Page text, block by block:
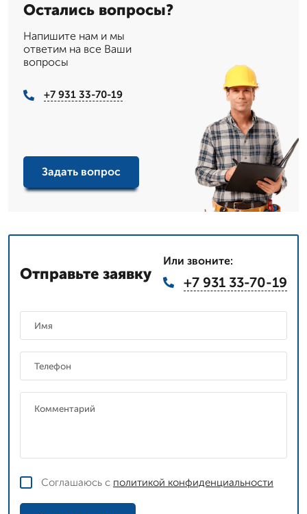
Остались вопросы?
Напишите нам и мы
ответим на все Ваши
вопросы
+7 931 33-70-19
Задать вопрос
Отправьте заявку
Или звоните:
+7 931 33-70-19
Соглашаюсь с политикой конфиденциальности